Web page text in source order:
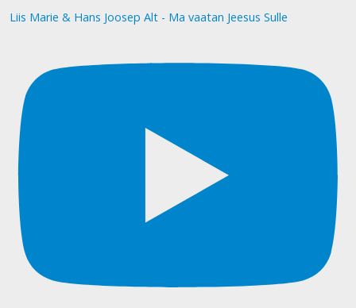
Liis Marie & Hans Joosep Alt - Ma vaatan Jeesus Sulle